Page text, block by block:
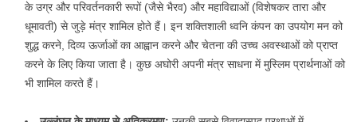
के उग्र और परिवर्तनकारी रूपों (जैसे भैरव) और महाविद्याओं (विशेषकर तारा और
धूमावती) से जुड़े मंत्र शामिल होते हैं। इन शक्तिशाली ध्वनि कंपन का उपयोग मन को
शुद्ध करने, दिव्य ऊर्जाओं का आह्वान करने और चेतना की उच्च अवस्थाओं को प्राप्त
करने के लिए किया जाता है। कुछ अघोरी अपनी मंत्र साधना में मुस्लिम प्रार्थनाओं को
भी शामिल करते हैं।